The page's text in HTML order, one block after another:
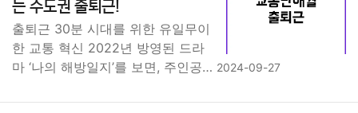
는 수도권 출퇴근!
출퇴근 30분 시대를 위한 유일무이
한 교통 혁신 2022년 방영된 드라
마 ‘나의 해방일지’를 보면, 주인공… 2024-09-27